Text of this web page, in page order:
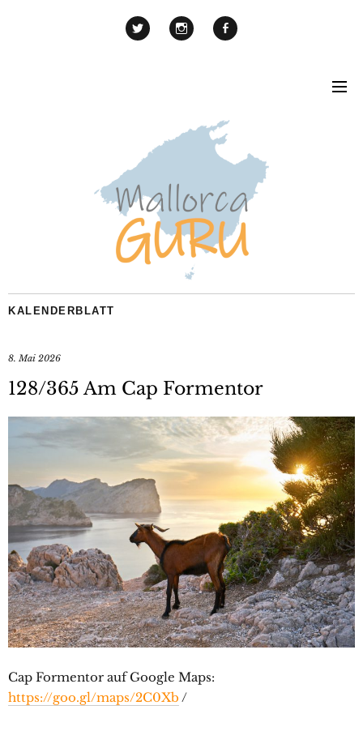
KALENDERBLATT
8. Mai 2026
128/365 Am Cap Formentor
Cap Formentor auf Google Maps:
https://goo.gl/maps/2C0Xb /